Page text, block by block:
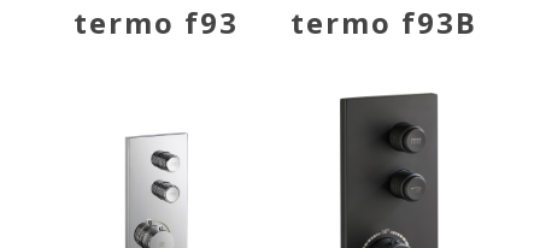
termo f93 termo f93B